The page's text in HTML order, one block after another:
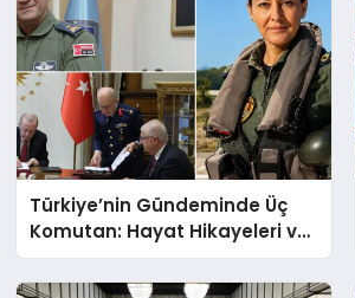
Türkiye’nin Gündeminde Üç
Komutan: Hayat Hikayeleri ve
YAŞ Kararları!